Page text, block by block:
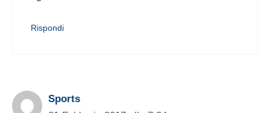
Rispondi
Sports